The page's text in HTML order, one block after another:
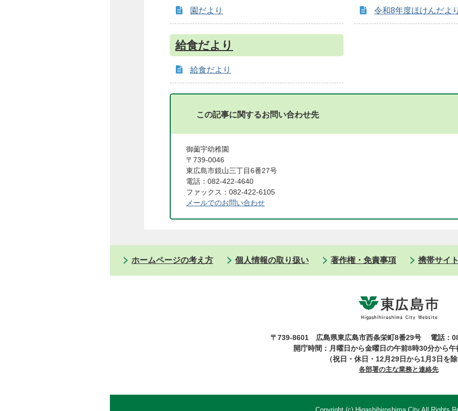
園だより 令和8年度ほけんだよ
給食だより
給食だより
この記事に関するお問い合わせ先
御薗宇幼稚園
〒739-0046
東広島市鏡山三丁目6番27号
電話：082-422-4640
ファックス：082-422-6105
メールでのお問い合わせ
ホームページの考え方 個人情報の取り扱い 著作権・免責事項 携帯サイ
〒739-8601 広島県東広島市西条栄町8番29号
電話：
開庁時間：月曜日から金曜日の午前8時30分から
（祝日・休日・12月29日から1月3日を
各部署の主な業務と連絡先